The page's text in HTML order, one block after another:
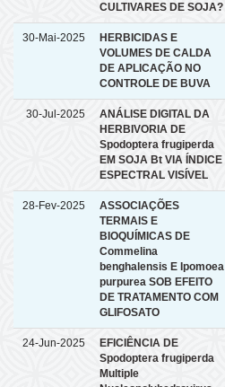
CULTIVARES DE SOJA?
30-Mai-2025
HERBICIDAS E
VOLUMES DE CALDA
DE APLICAÇÃO NO
CONTROLE DE BUVA
30-Jul-2025
ANÁLISE DIGITAL DA
HERBIVORIA DE
Spodoptera frugiperda
EM SOJA Bt VIA ÍNDICE
ESPECTRAL VISÍVEL
28-Fev-2025
ASSOCIAÇÕES
TERMAIS E
BIOQUÍMICAS DE
Commelina
benghalensis E Ipomoea
purpurea SOB EFEITO
DE TRATAMENTO COM
GLIFOSATO
24-Jun-2025
EFICIÊNCIA DE
Spodoptera frugiperda
Multiple